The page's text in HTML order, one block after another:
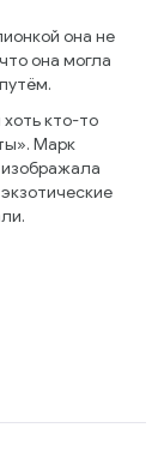
она не
она могла
кто-то
Марк